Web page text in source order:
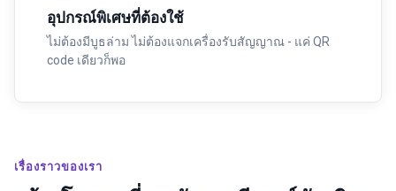
อุปกรณ์พิเศษที่ต้องใช้
ไม่ต้องมีบูธล่าม ไม่ต้องแจกเครื่องรับสัญญาณ - แค่ QR
code เดียวก็พอ
เรื่องราวของเรา